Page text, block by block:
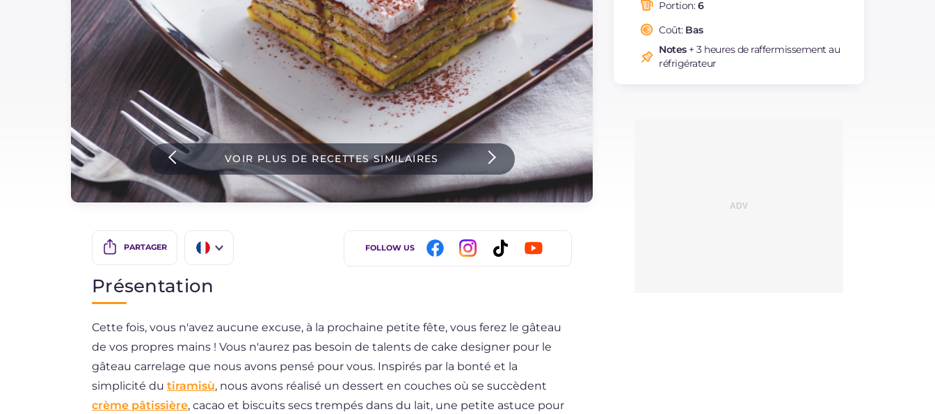
Dernieres recettes
IT Website
Instagram
YouTube
VOIR PLUS DE RECETTES SIMILAIRES
PARTAGER
ES
DE
NL
FOLLOW US
saturés
Fibre
Cholestérol
Sodium
Portion:6
Coût: Bas
Notes+ 3 heures de raffermissement au
réfrigérateur
Présentation
Cette fois, vous n'avez aucune excuse, à la prochaine petite fête, vous ferez le gâteau
de vos propres mains ! Vous n'aurez pas besoin de talents de cake designer pour le
gâteau carrelage que nous avons pensé pour vous. Inspirés par la bonté et la
simplicité du tiramisù, nous avons réalisé un dessert en couches où se succèdent
crème pâtissière, cacao et biscuits secs trempés dans du lait, une petite astuce pour